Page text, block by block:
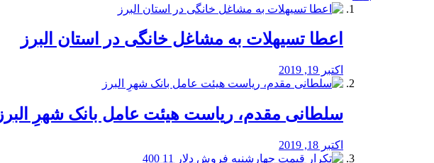
️اعطا تسیهلات به مشاغل خانگی در استان البرز
اکتبر 19, 2019
سلطانی مقدم، ریاست هیئت عامل بانک شهرِ البرز
اکتبر 18, 2019